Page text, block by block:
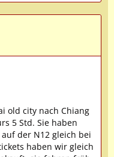
old city nach Chiang
5 Std. Sie haben
der N12 gleich bei
haben wir gleich